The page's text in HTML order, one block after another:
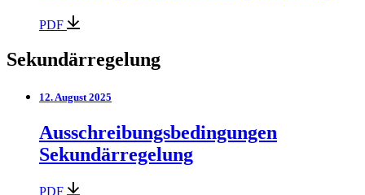
PDF
Sekundärregelung
12. August 2025
Ausschreibungsbedingungen
Sekundärregelung
PDF